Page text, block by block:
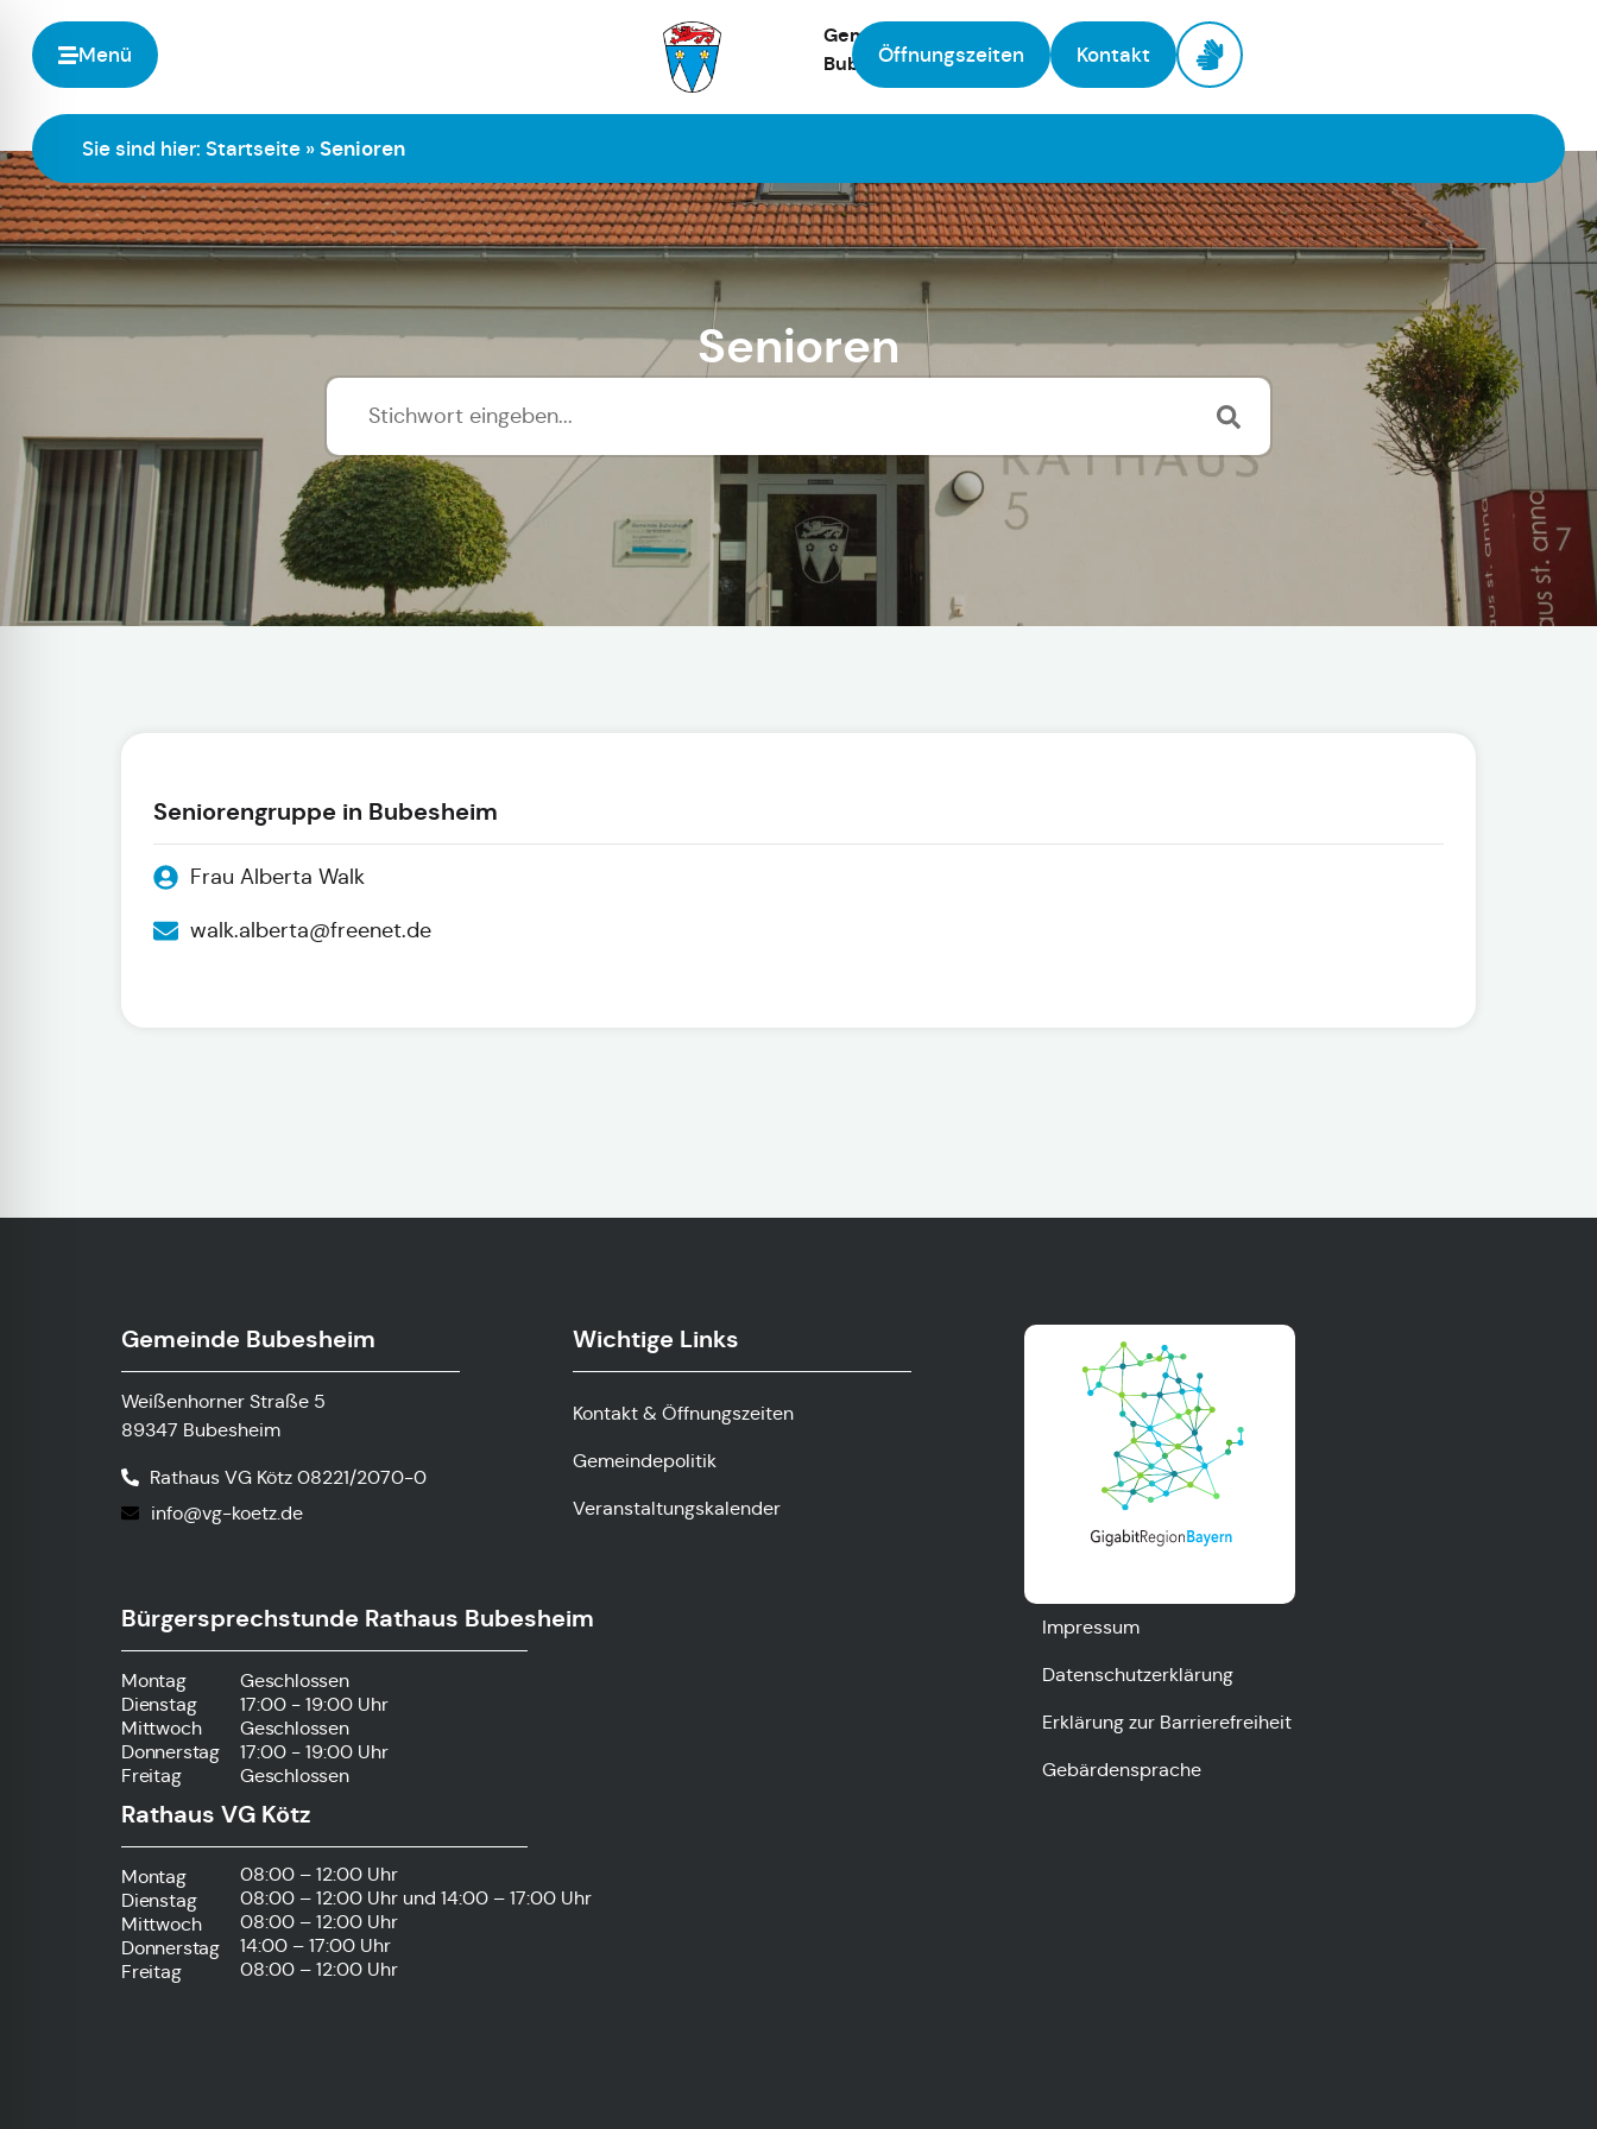
Menü
Gemeinde
BubesheimÖffnungszeiten Kontakt
Sie sind hier: Startseite »Senioren
Senioren
Seniorengruppe in Bubesheim
Frau Alberta Walk
walk.alberta@freenet.de
Gemeinde Bubesheim
Weißenhorner Straße 5
89347 Bubesheim
Rathaus VG Kötz 08221/2070-0
info@vg-koetz.de
Wichtige Links
Kontakt & Öffnungszeiten
Gemeindepolitik
Veranstaltungskalender
Bürgersprechstunde Rathaus Bubesheim
Montag
Geschlossen
Dienstag
17:00 - 19:00 Uhr
Mittwoch
Geschlossen
Donnerstag
17:00 - 19:00 Uhr
Freitag
Geschlossen
Rathaus VG Kötz
Montag
08:00 – 12:00 Uhr
Dienstag
08:00 – 12:00 Uhr und 14:00 – 17:00 Uhr
Mittwoch
08:00 – 12:00 Uhr
Donnerstag
14:00 – 17:00 Uhr
Freitag
08:00 – 12:00 Uhr
Impressum
Datenschutzerklärung
Erklärung zur Barrierefreiheit
Gebärdensprache